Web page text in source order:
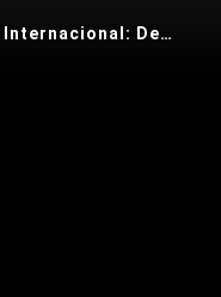
1.6. Presentación del Workshop Internacional: De dónde venimos, a dónde vamos